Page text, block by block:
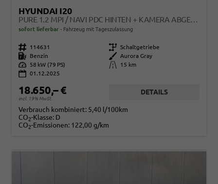
HYUNDAI I20
PURE 1.2 MPI / NAVI PDC HINTEN + KAMERA ABGEDUNKELTE SCHEIBEN TEMPOMAT ALU 16"
sofort lieferbar Fahrzeug mit Tageszulassung
Fahrzeugnr. 114631 Getriebe Schaltgetriebe
Kraftstoff
Benzin Außenfarbe
Aurora Gray
Leistung
58 kW (79 PS) Kilometerstand
15 km
01.12.2025
18.650,– €
incl. 19% MwSt.
DETAILS
Verbrauch kombiniert: 5,40 l/100km
CO2-Klasse: D
CO2-Emissionen: 122,00 g/km